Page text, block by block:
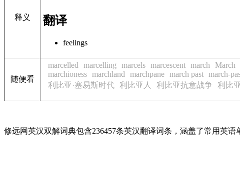
释义 翻译
feelings
随便看
marcelled marcelling marcels marcescent march March
marchioness marchland marchpane march past march-
利比亚·塞易斯时代 利比亚人 利比亚抗意战争 利比
修远网英汉双解词典包含236457条英汉翻译词条，涵盖了常用英